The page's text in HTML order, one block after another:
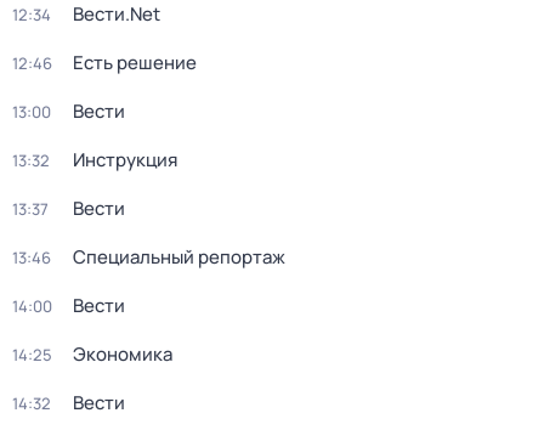
12:34 Вести.Net
12:46 Есть решение
13:00 Вести
13:32 Инструкция
13:37 Вести
13:46 Специальный репортаж
14:00 Вести
14:25 Экономика
14:32 Вести